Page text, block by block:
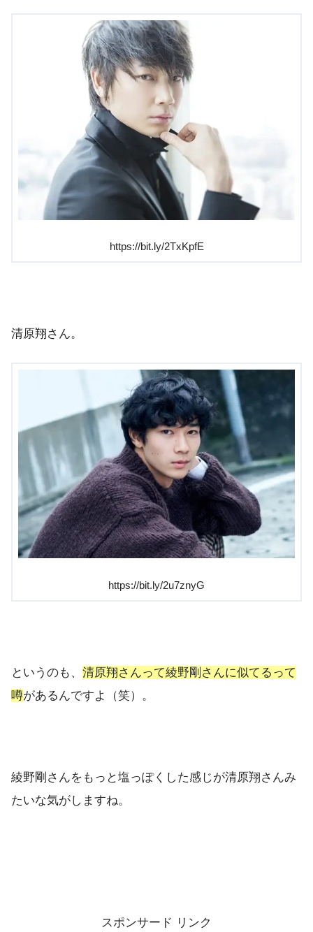
https://bit.ly/2TxKpfE
清原翔さん。
https://bit.ly/2u7znyG
というのも、 清原翔さんって綾野剛さんに似てるって
噂があるんですよ（笑）。
綾野剛さんをもっと塩っぽくした感じが清原翔さんみ
たいな気がしますね。
スポンサード リンク